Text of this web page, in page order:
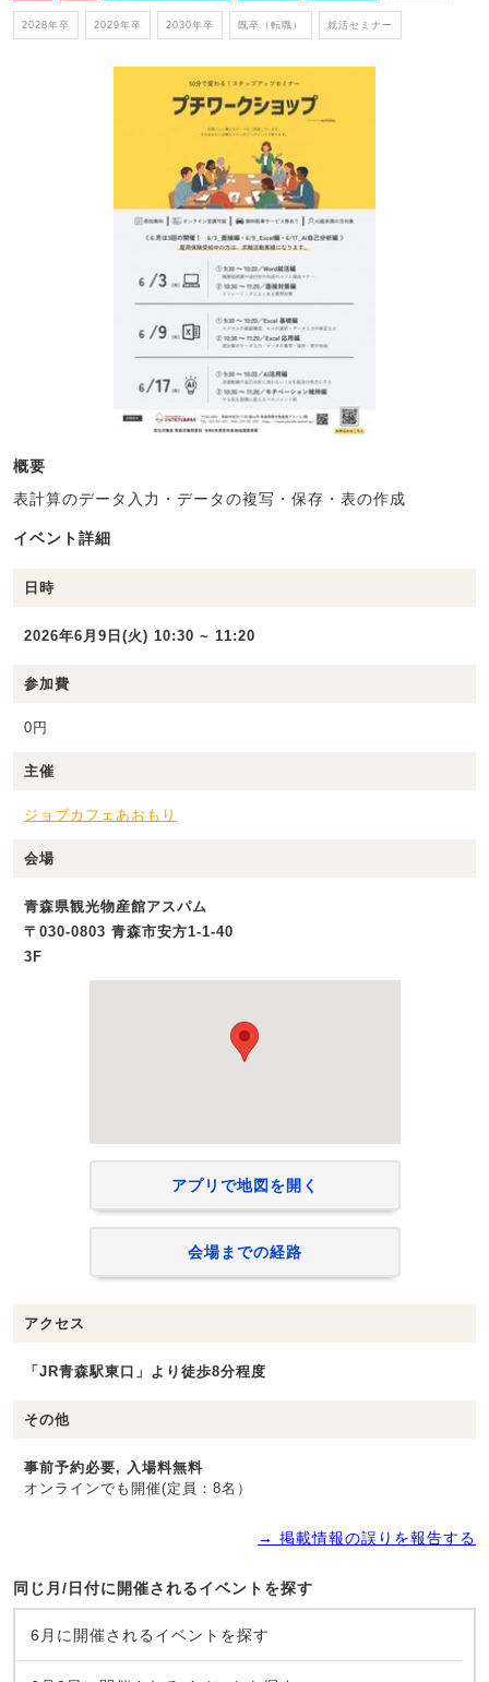
2028年卒 2029年卒 2030年卒 既卒（転職） 就活セミナー
概要
表計算のデータ入力・データの複写・保存・表の作成
イベント詳細
日時
2026年6月9日(火) 10:30 ~ 11:20
参加費
0円
主催
ジョブカフェあおもり
会場
青森県観光物産館アスパム
〒030-0803 青森市安方1-1-40
3F
アプリで地図を開く
会場までの経路
アクセス
「JR青森駅東口」より徒歩8分程度
その他
事前予約必要, 入場料無料
オンラインでも開催(定員：8名）
→ 掲載情報の誤りを報告する
同じ月/日付に開催されるイベントを探す
6月に開催されるイベントを探す